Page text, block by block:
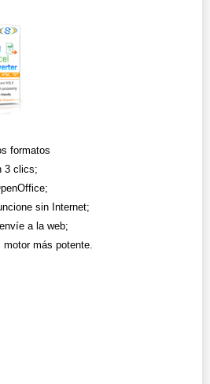
formatos
3 clics;
sin Internet;
a la web;
más potente.